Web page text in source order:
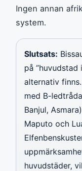
Ingen annan
system.
Slutsats:
på
alternativ
med B-
Banjul,
Maputo och
huvudstäder,